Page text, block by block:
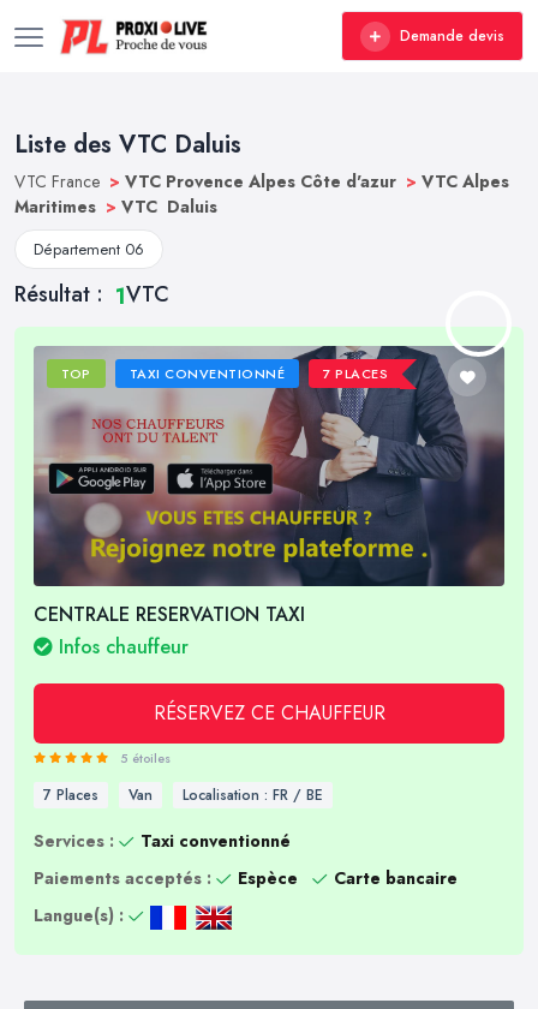
Demande devis
Liste des VTC Daluis
VTC France > VTC Provence Alpes Côte d'azur > VTC Alpes
Maritimes > VTC Daluis
Département 06
Résultat : 1VTC
TOP TAXI CONVENTIONNÉ 7 PLACES
CENTRALE RESERVATION TAXI
Infos chauffeur
RÉSERVEZ CE CHAUFFEUR
5 étoiles
7 Places Van Localisation : FR / BE
Services :
Taxi conventionné
Paiements acceptés :
Espèce
Carte bancaire
Langue(s) :